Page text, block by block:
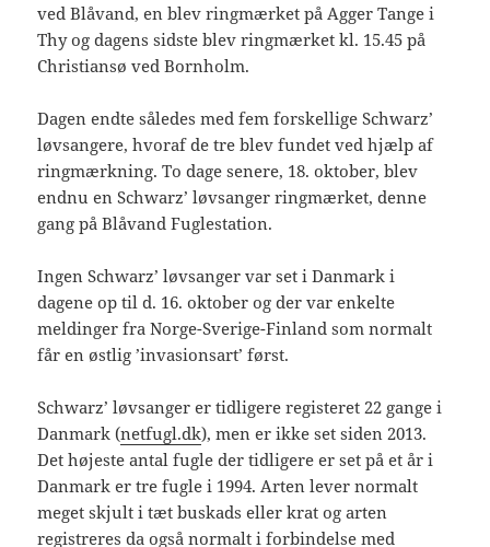
ved Blåvand, en blev ringmærket på Agger Tange i
Thy og dagens sidste blev ringmærket kl. 15.45 på
Christiansø ved Bornholm.
Dagen endte således med fem forskellige Schwarz’
løvsangere, hvoraf de tre blev fundet ved hjælp af
ringmærkning. To dage senere, 18. oktober, blev
endnu en Schwarz’ løvsanger ringmærket, denne
gang på Blåvand Fuglestation.
Ingen Schwarz’ løvsanger var set i Danmark i
dagene op til d. 16. oktober og der var enkelte
meldinger fra Norge-Sverige-Finland som normalt
får en østlig ’invasionsart’ først.
Schwarz’ løvsanger er tidligere registeret 22 gange i
Danmark (netfugl.dk), men er ikke set siden 2013.
Det højeste antal fugle der tidligere er set på et år i
Danmark er tre fugle i 1994. Arten lever normalt
meget skjult i tæt buskads eller krat og arten
registreres da også normalt i forbindelse med